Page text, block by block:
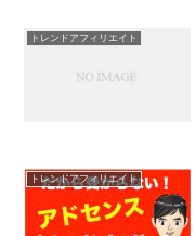
トレンドアフィリエイト
トレンドアフィリエイト